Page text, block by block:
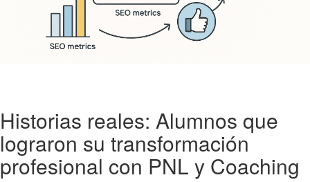
Historias reales: Alumnos que
lograron su transformación
profesional con PNL y Coaching